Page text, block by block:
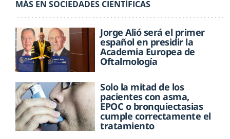
MÁS EN SOCIEDADES CIENTÍFICAS
Jorge Alió será el primer
español en presidir la
Academia Europea de
Oftalmología
Solo la mitad de los
pacientes con asma,
EPOC o bronquiectasias
cumple correctamente el
tratamiento